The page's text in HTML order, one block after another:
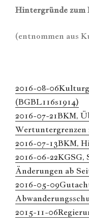
Hintergründe zum
(entnommen aus
2016-08-
(BGBL116s1914)
2016-07-21BKM,
Wertuntergrenzen
2016-07-13BKM,
2016-06-22KGSG,
Änderungen ab
2016-05-
2015-11-